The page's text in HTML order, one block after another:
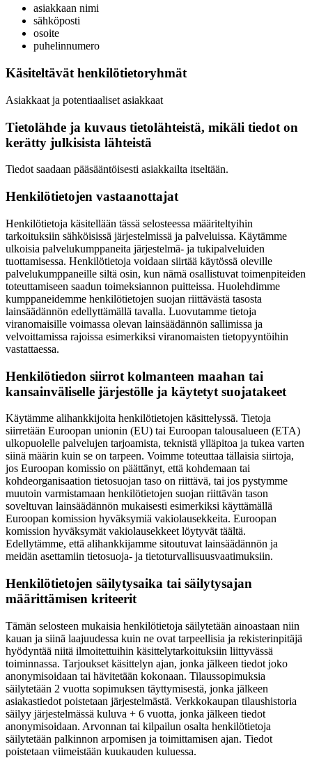
asiakkaan nimi
sähköposti
osoite
puhelinnumero
Käsiteltävät henkilötietoryhmät
Asiakkaat ja potentiaaliset asiakkaat
Tietolähde ja kuvaus tietolähteistä, mikäli tiedot on
kerätty julkisista lähteistä
Tiedot saadaan pääsääntöisesti asiakkailta itseltään.
Henkilötietojen vastaanottajat
Henkilötietoja käsitellään tässä selosteessa määriteltyihin
tarkoituksiin sähköisissä järjestelmissä ja palveluissa. Käytämme
ulkoisia palvelukumppaneita järjestelmä- ja tukipalveluiden
tuottamisessa. Henkilötietoja voidaan siirtää käytössä oleville
palvelukumppaneille siltä osin, kun nämä osallistuvat toimenpiteiden
toteuttamiseen saadun toimeksiannon puitteissa. Huolehdimme
kumppaneidemme henkilötietojen suojan riittävästä tasosta
lainsäädännön edellyttämällä tavalla. Luovutamme tietoja
viranomaisille voimassa olevan lainsäädännön sallimissa ja
velvoittamissa rajoissa esimerkiksi viranomaisten tietopyyntöihin
vastattaessa.
Henkilötiedon siirrot kolmanteen maahan tai
kansainväliselle järjestölle ja käytetyt suojatakeet
Käytämme alihankkijoita henkilötietojen käsittelyssä. Tietoja
siirretään Euroopan unionin (EU) tai Euroopan talousalueen (ETA)
ulkopuolelle palvelujen tarjoamista, teknistä ylläpitoa ja tukea varten
siinä määrin kuin se on tarpeen. Voimme toteuttaa tällaisia siirtoja,
jos Euroopan komissio on päättänyt, että kohdemaan tai
kohdeorganisaation tietosuojan taso on riittävä, tai jos pystymme
muutoin varmistamaan henkilötietojen suojan riittävän tason
soveltuvan lainsäädännön mukaisesti esimerkiksi käyttämällä
Euroopan komission hyväksymiä vakiolausekkeita. Euroopan
komission hyväksymät vakiolausekkeet löytyvät täältä.
Edellytämme, että alihankkijamme sitoutuvat lainsäädännön ja
meidän asettamiin tietosuoja- ja tietoturvallisuusvaatimuksiin.
Henkilötietojen säilytysaika tai säilytysajan
määrittämisen kriteerit
Tämän selosteen mukaisia henkilötietoja säilytetään ainoastaan niin
kauan ja siinä laajuudessa kuin ne ovat tarpeellisia ja rekisterinpitäjä
hyödyntää niitä ilmoitettuihin käsittelytarkoituksiin liittyvässä
toiminnassa. Tarjoukset käsittelyn ajan, jonka jälkeen tiedot joko
anonymisoidaan tai hävitetään kokonaan. Tilaussopimuksia
säilytetään 2 vuotta sopimuksen täyttymisestä, jonka jälkeen
asiakastiedot poistetaan järjestelmästä. Verkkokaupan tilaushistoria
säilyy järjestelmässä kuluva + 6 vuotta, jonka jälkeen tiedot
anonymisoidaan. Arvonnan tai kilpailun osalta henkilötietoja
säilytetään palkinnon arpomisen ja toimittamisen ajan. Tiedot
poistetaan viimeistään kuukauden kuluessa.